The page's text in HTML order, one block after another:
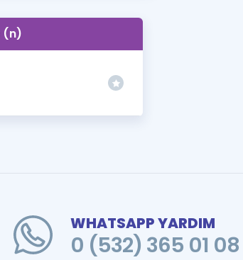
(n)
WHATSAPP YARDIM
0 (532) 365 01 08